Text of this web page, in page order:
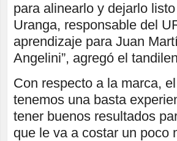
para alinearlo y dejarlo
Uranga, responsable del
aprendizaje para Juan
Angelini”, agregó el
Con respecto a la marca,
tenemos una basta
tener buenos resultados
que le va a costar un poco